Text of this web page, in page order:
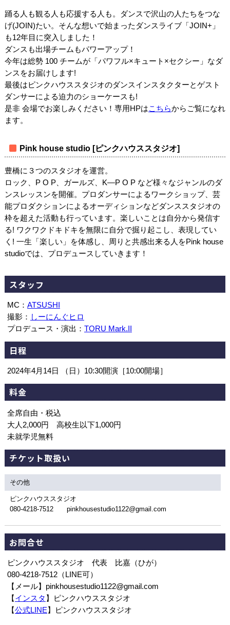
踊る人も観る人も応援する人も。ダンスで沢山の人たちをつな
げ(JOIN)たい。そんな想いで始まったダンスライブ「JOIN+」
も12年目に突入しました！
ダンスも出場チームもパワーアップ！
今年は総勢 100 チームが「パワフル×キュート×セクシー」なダ
ンスをお届けします!
最後はピンクハウススタジオのダンスインスタクターとゲスト
ダンサーによる迫力のショーケースも!
是非 会場でお楽しみください！専用HPはこちらからご覧になれ
ます。
Pink house studio [ピンクハウススタジオ]
豊橋に３つのスタジオを運営。
ロック、P O P、ガールズ、K―P O P など様々なジャンルのダ
ンスレッスンを開催。プロダンサーによるワークショップ、芸
能プロダクションによるオーディションなどダンススタジオの
枠を超えた活動も行っています。楽しいことは自分から発信す
る! ワクワクドキドキを無限に自分で掘り起こし、表現してい
く! 一生「楽しい」を体感し、周りと共感出来る人をPink house
studioでは、プロデュースしていきます！
スタッフ
MC： ATSUSHI
撮影： しーにんぐヒロ
プロデュース・演出： TORU Mark.II
日程
2024年4月14日 （日）10:30開演［10:00開場］
料金
全席自由・税込
大人2,000円 高校生以下1,000円
未就学児無料
チケット取扱い
その他
ピンクハウススタジオ
080-4218-7512 pinkhousestudio1122@gmail.com
お問合せ
ピンクハウススタジオ 代表 比嘉（ひが）
080-4218-7512（LINE可）
【メール】pinkhousestudio1122@gmail.com
【 インスタ 】ピンクハウススタジオ
【公式LINE 】ピンクハウススタジオ